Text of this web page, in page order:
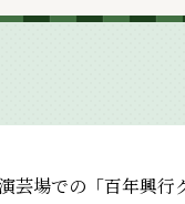
芸場での「百年興行